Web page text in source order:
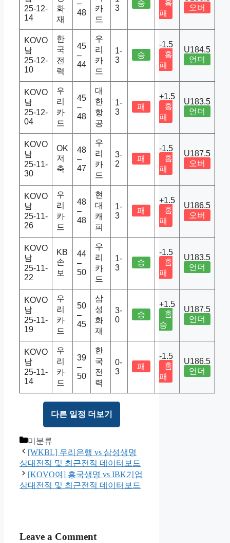
25-12-
14
화
재
–
48
카
드
3
승
홈
패
오버
KOVO
남
25-12-
10
한
국
전
력
45
–
44
우
리
카
드
1-
3
승
-1.5
홈
패
U184.5
언더
KOVO
남
25-12-
04
우
리
카
드
45
–
48
대
한
항
공
1-
3
패
+1.5
홈
패
U183.5
언더
KOVO
남
25-11-
30
OK
저
축
48
–
47
우
리
카
드
3-
2
패
-1.5
홈
패
U187.5
오버
KOVO
남
25-11-
26
우
리
카
드
48
–
48
현
대
캐
피
1-
3
패
+1.5
홈
패
U186.5
오버
KOVO
남
25-11-
22
KB
손
보
44
–
50
우
리
카
드
1-
3
승
-1.5
홈
패
U183.5
언더
KOVO
남
25-11-
19
우
리
카
드
50
–
45
삼
성
화
재
3-
0
승
+1.5
홈
승
U187.5
언더
KOVO
남
25-11-
14
우
리
카
드
39
–
50
한
국
전
력
0-
3
패
-1.5
홈
패
U186.5
언더
다른 일정 더보기
Categories
미분류
[WKBL] 우리은행 vs 삼성생명
상대전적 및 최근전적 데이터보드
[KOVO여] 흥국생명 vs IBK기업
상대전적 및 최근전적 데이터보드
Leave a Comment